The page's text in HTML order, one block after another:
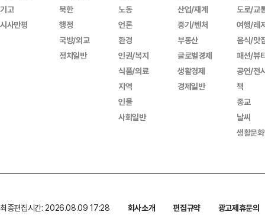
기고
시사만평
북한
행정
국방/외교
정치일반
노동
언론
환경
인권/복지
식품/의료
지역
인물
사회일반
산업/재계
중기/벤처
부동산
글로벌경제
생활경제
경제일반
도로/교
여행/레
음식/맛
패션/뷰
공연/전
책
종교
날씨
생활문
최종편집시간: 2026.08.09 17:28 회사소개 편집규약
광고제휴문의